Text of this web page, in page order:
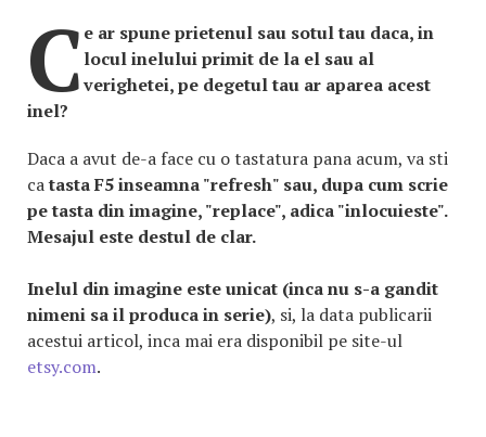
C e ar spune prietenul sau sotul tau daca, in
locul inelului primit de la el sau al
verighetei, pe degetul tau ar aparea acest
inel?
Daca a avut de-a face cu o tastatura pana acum, va sti
catasta F5 inseamna "refresh" sau, dupa cum scrie
pe tasta din imagine, "replace", adica "inlocuieste".
Mesajul este destul de clar.
Inelul din imagine este unicat (inca nu s-a gandit
nimeni sa il produca in serie), si, la data publicarii
acestui articol, inca mai era disponibil pe site-ul
etsy.com.